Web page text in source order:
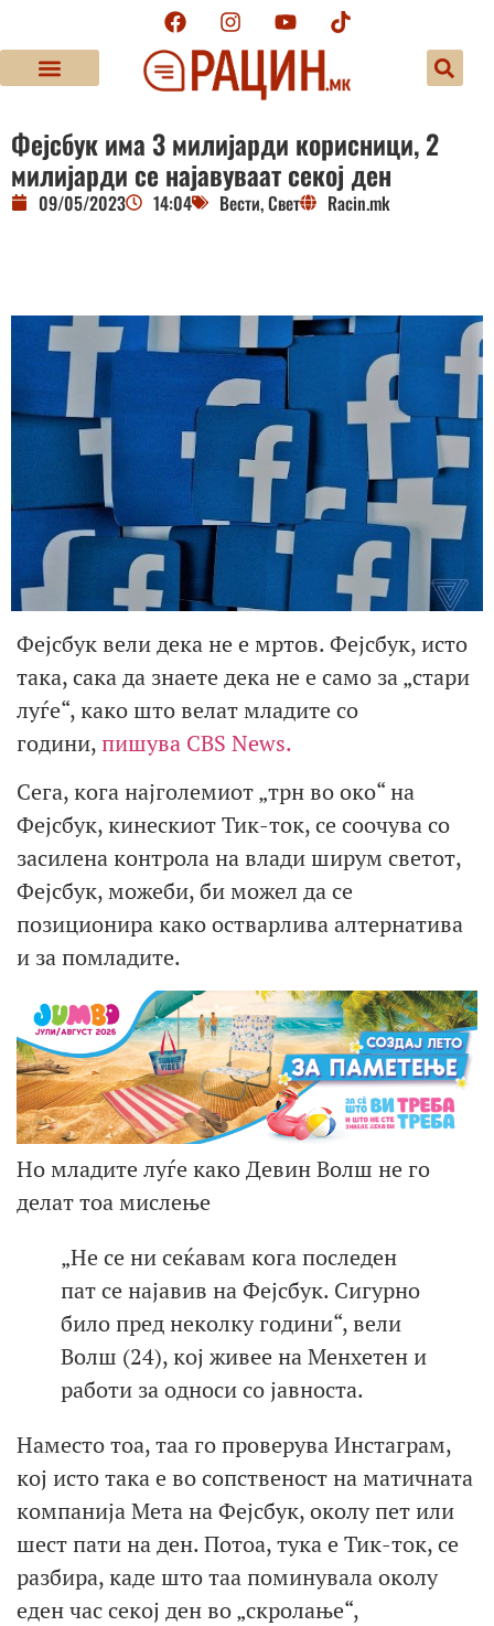
Фејсбук има 3 милијарди корисници, 2
милијарди се најавуваат секој ден
09/05/2023 14:04 Вести,Свет Racin.mk
Фејсбук вели дека не е мртов. Фејсбук, исто
така, сака да знаете дека не е само за „стари
луѓе“, како што велат младите со
години,пишува CBS News.
Сега, кога најголемиот „трн во око“ на
Фејсбук, кинескиот Тик-ток, се соочува со
засилена контрола на влади ширум светот,
Фејсбук, можеби, би можел да се
позиционира како остварлива алтернатива
и за помладите.
Но младите луѓе како Девин Волш не го
делат тоа мислење
„Не се ни сеќавам кога последен
пат се најавив на Фејсбук. Сигурно
било пред неколку години“, вели
Волш (24), кој живее на Менхетен и
работи за односи со јавноста.
Наместо тоа, таа го проверува Инстаграм,
кој исто така е во сопственост на матичната
компанија Мета на Фејсбук, околу пет или
шест пати на ден. Потоа, тука е Тик-ток, се
разбира, каде што таа поминувала околу
еден час секој ден во „скролање“,